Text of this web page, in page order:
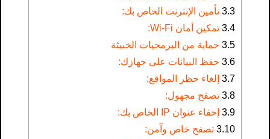
3.3 تأمين الإنترنت الخاص بك:
3.4 تمكين أمان Wi-Fi:
3.5 حماية من البرمجيات الخبيثة
3.6 حفظ البيانات على جهازك:
3.7 إلغاء حظر المواقع:
3.8 تصفح مجهول:
3.9 إخفاء عنوان IP الخاص بك:
3.10 تصفح خاص وآمن: